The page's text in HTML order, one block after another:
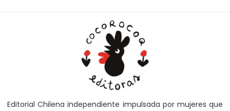
Editorial Chilena independiente impulsada por mujeres que